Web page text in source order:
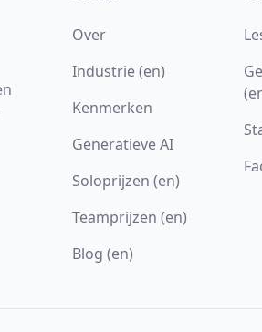
Over
Industrie (en)
Kenmerken
Generatieve AI
Soloprijzen (en)
Teamprijzen (en)
Blog (en)